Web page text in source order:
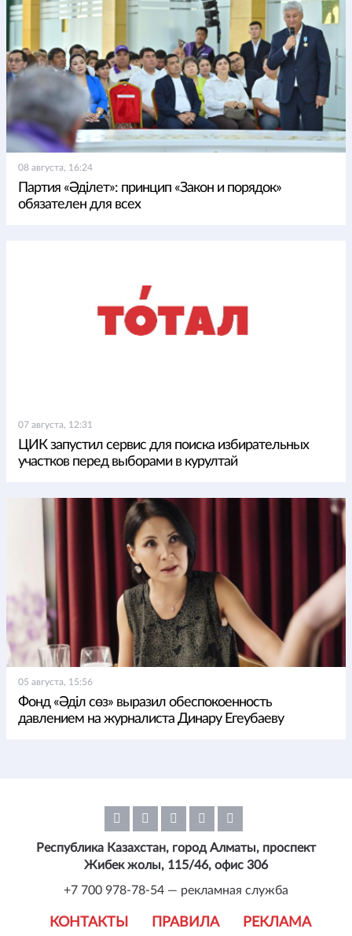
08 августа, 16:24
Партия «Әділет»: принцип «Закон и порядок»
обязателен для всех
07 августа, 12:31
ЦИК запустил сервис для поиска избирательных
участков перед выборами в курултай
05 августа, 15:56
Фонд «Әділ сөз» выразил обеспокоенность
давлением на журналиста Динару Егеубаеву
КОНТАКТЫ ПРАВИЛА РЕКЛАМА
Республика Казахстан, город Алматы, проспект
Жибек жолы, 115/46, офис 306
+7 700 978-78-54 — рекламная служба